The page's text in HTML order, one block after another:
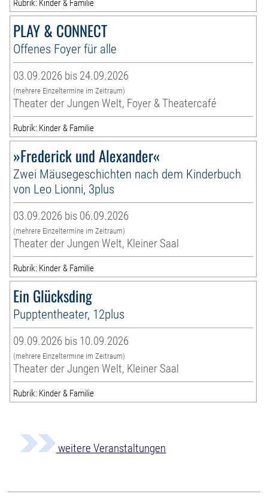
Rubrik: Kinder & Familie
PLAY & CONNECT
Offenes Foyer für alle
03.09.2026 bis 24.09.2026
(mehrere Einzeltermine im Zeitraum)
Theater der Jungen Welt, Foyer & Theatercafé
Rubrik: Kinder & Familie
»Frederick und Alexander«
Zwei Mäusegeschichten nach dem Kinderbuch
von Leo Lionni, 3plus
03.09.2026 bis 06.09.2026
(mehrere Einzeltermine im Zeitraum)
Theater der Jungen Welt, Kleiner Saal
Rubrik: Kinder & Familie
Ein Glücksding
Pupptentheater, 12plus
09.09.2026 bis 10.09.2026
(mehrere Einzeltermine im Zeitraum)
Theater der Jungen Welt, Kleiner Saal
Rubrik: Kinder & Familie
weitere Veranstaltungen